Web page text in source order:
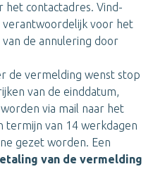
het contactadres. Vind-
verantwoordelijk voor het
de annulering door
de vermelding wenst stop
van de einddatum,
via mail naar het
termijn van 14 werkdagen
gezet worden. Een
van de vermelding